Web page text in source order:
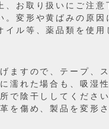
、お取り扱いにご注意
変形や黄ばみの原因
ル等、薬品類を使用
ますので、テープ、
濡れた場合も、吸湿
で陰干ししてくださ
を傷め、製品を変形さ